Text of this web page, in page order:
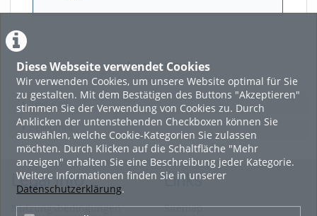
Diese Webseite verwendet Cookies
Wir verwenden Cookies, um unsere Website optimal für Sie
zu gestalten. Mit dem Bestätigen des Buttons "Akzeptieren"
stimmen Sie der Verwendung von Cookies zu. Durch
Anklicken der untenstehenden Checkboxen können Sie
auswählen, welche Cookie-Kategorien Sie zulassen
möchten. Durch Klicken auf die Schaltfläche "Mehr
anzeigen" erhalten Sie eine Beschreibung jeder Kategorie.
Weitere Informationen finden Sie in unserer
Datenschutzerklärung.
LADE MEHR
Featured
Beliebtheit
Legal Info
Nutzungsbedingungen
Links
Sitemap